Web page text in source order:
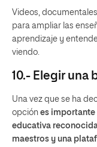
Videos,
para ampliar las
aprendizaje y
viendo.
10.- Elegir una
Una vez que se ha
opción es importante
educativa
maestros y una